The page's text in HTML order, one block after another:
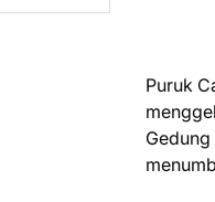
Puruk